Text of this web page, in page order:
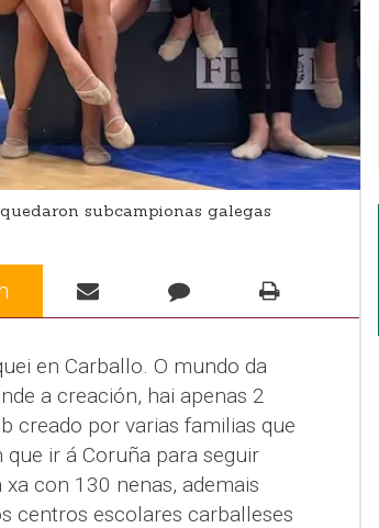
subcampionas galegas
en Carballo. O mundo da
a creación, hai apenas 2
creado por varias familias que
ir á Coruña para seguir
con 130 nenas, ademais
centros escolares carballeses